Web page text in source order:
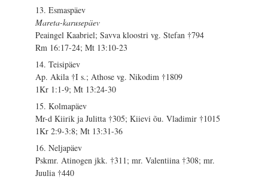
13. Esmaspäev
Mareta-karusepäev
Peaingel Kaabriel; Savva kloostri vg. Stefan †794
Rm 16:17-24; Mt 13:10-23
14. Teisipäev
Ap. Akila †I s.; Athose vg. Nikodim †1809
1Kr 1:1-9; Mt 13:24-30
15. Kolmapäev
Mr-d Kiirik ja Julitta †305; Kiievi õu. Vladimir †1015
1Kr 2:9-3:8; Mt 13:31-36
16. Neljapäev
Pskmr. Atinogen jkk. †311; mr. Valentiina †308; mr.
Juulia †440